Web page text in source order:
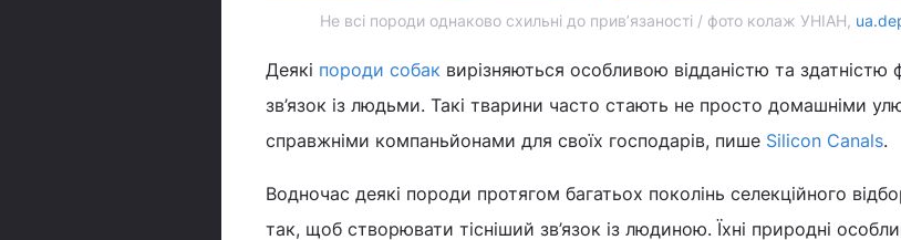
Не всі породи однаково схильні до прив’язаності / фото колаж УНІАН,
Деякі породи собак вирізняються особливою відданістю та здатністю
зв’язок із людьми. Такі тварини часто стають не просто домашніми
справжніми компаньйонами для своїх господарів, пише Silicon Canals.
Водночас деякі породи протягом багатьох поколінь селекційного
так, щоб створювати тісніший зв’язок із людиною. Їхні природні